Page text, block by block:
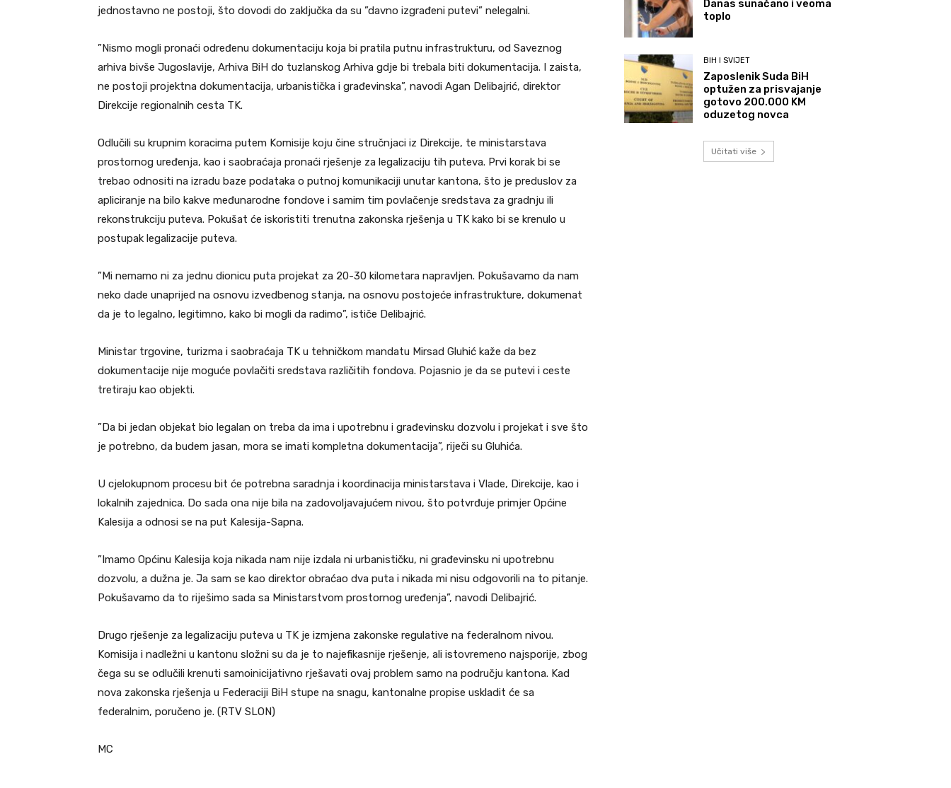
jednostavno ne postoji, što dovodi do zaključka da su ”davno izgrađeni putevi” nelegalni.
”Nismo mogli pronaći određenu dokumentaciju koja bi pratila putnu infrastrukturu, od Saveznog
arhiva bivše Jugoslavije, Arhiva BiH do tuzlanskog Arhiva gdje bi trebala biti dokumentacija. I zaista,
ne postoji projektna dokumentacija, urbanistička i građevinska”, navodi Agan Delibajrić, direktor
Direkcije regionalnih cesta TK.
Odlučili su krupnim koracima putem Komisije koju čine stručnjaci iz Direkcije, te ministarstava
prostornog uređenja, kao i saobraćaja pronaći rješenje za legalizaciju tih puteva. Prvi korak bi se
trebao odnositi na izradu baze podataka o putnoj komunikaciji unutar kantona, što je preduslov za
apliciranje na bilo kakve međunarodne fondove i samim tim povlačenje sredstava za gradnju ili
rekonstrukciju puteva. Pokušat će iskoristiti trenutna zakonska rješenja u TK kako bi se krenulo u
postupak legalizacije puteva.
”Mi nemamo ni za jednu dionicu puta projekat za 20-30 kilometara napravljen. Pokušavamo da nam
neko dade unaprijed na osnovu izvedbenog stanja, na osnovu postojeće infrastrukture, dokumenat
da je to legalno, legitimno, kako bi mogli da radimo”, ističe Delibajrić.
Ministar trgovine, turizma i saobraćaja TK u tehničkom mandatu Mirsad Gluhić kaže da bez
dokumentacije nije moguće povlačiti sredstava različitih fondova. Pojasnio je da se putevi i ceste
tretiraju kao objekti.
”Da bi jedan objekat bio legalan on treba da ima i upotrebnu i građevinsku dozvolu i projekat i sve što
je potrebno, da budem jasan, mora se imati kompletna dokumentacija”, riječi su Gluhića.
U cjelokupnom procesu bit će potrebna saradnja i koordinacija ministarstava i Vlade, Direkcije, kao i
lokalnih zajednica. Do sada ona nije bila na zadovoljavajućem nivou, što potvrđuje primjer Općine
Kalesija a odnosi se na put Kalesija-Sapna.
”Imamo Općinu Kalesija koja nikada nam nije izdala ni urbanističku, ni građevinsku ni upotrebnu
dozvolu, a dužna je. Ja sam se kao direktor obraćao dva puta i nikada mi nisu odgovorili na to pitanje.
Pokušavamo da to riješimo sada sa Ministarstvom prostornog uređenja”, navodi Delibajrić.
Drugo rješenje za legalizaciju puteva u TK je izmjena zakonske regulative na federalnom nivou.
Komisija i nadležni u kantonu složni su da je to najefikasnije rješenje, ali istovremeno najsporije, zbog
čega su se odlučili krenuti samoinicijativno rješavati ovaj problem samo na području kantona. Kad
nova zakonska rješenja u Federaciji BiH stupe na snagu, kantonalne propise uskladit će sa
federalnim, poručeno je. (RTV SLON)
MC
Danas sunačano i veoma
toplo
BIH I SVIJET
Zaposlenik Suda BiH
optužen za prisvajanje
gotovo 200.000 KM
oduzetog novca
Učitati više